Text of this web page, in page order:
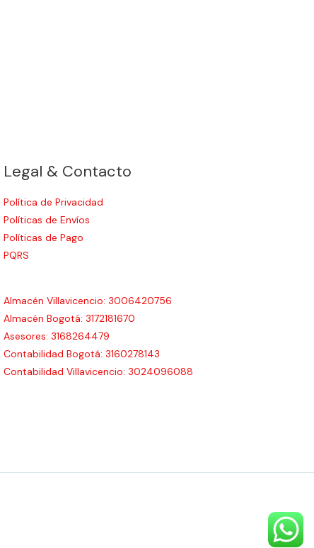
Legal & Contacto
Política de Privacidad
Políticas de Envíos
Políticas de Pago
PQRS
Almacén Villavicencio: 3006420756
Almacén Bogotá: 3172181670
Asesores: 3168264479
Contabilidad Bogotá: 3160278143
Contabilidad Villavicencio: 3024096088